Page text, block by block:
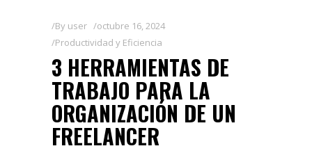
By user
octubre 16, 2024
Productividad y Eficiencia
3 HERRAMIENTAS DE
TRABAJO PARA LA
ORGANIZACIÓN DE UN
FREELANCER